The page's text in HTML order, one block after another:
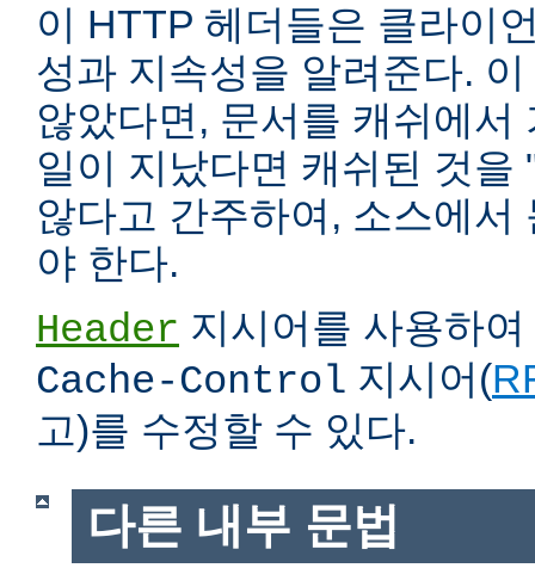
이 HTTP 헤더들은 클라이
성과 지속성을 알려준다.
않았다면, 문서를 캐쉬에서
일이 지났다면 캐쉬된 것을
않다고 간주하여, 소스에서
야 한다.
Header 지시어를 사용하여
Cache-Control 지시어(
고)를 수정할 수 있다.
다른 내부 문법